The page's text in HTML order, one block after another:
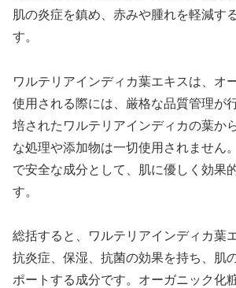
肌の炎症を鎮め、赤みや腫れを軽減す
す。
ワルテリアインディカ葉エキスは、オ
使用される際には、厳格な品質管理が
培されたワルテリアインディカの葉か
な処理や添加物は一切使用されません
で安全な成分として、肌に優しく効果
す。
総括すると、ワルテリアインディカ葉
抗炎症、保湿、抗菌の効果を持ち、肌
ポートする成分です。オーガニック化